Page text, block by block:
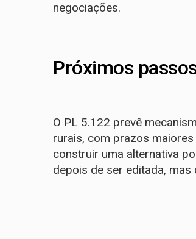
negociações.
Próximos
O PL 5.122 prevê
rurais, com prazos
construir uma alternativa
depois de ser editada,